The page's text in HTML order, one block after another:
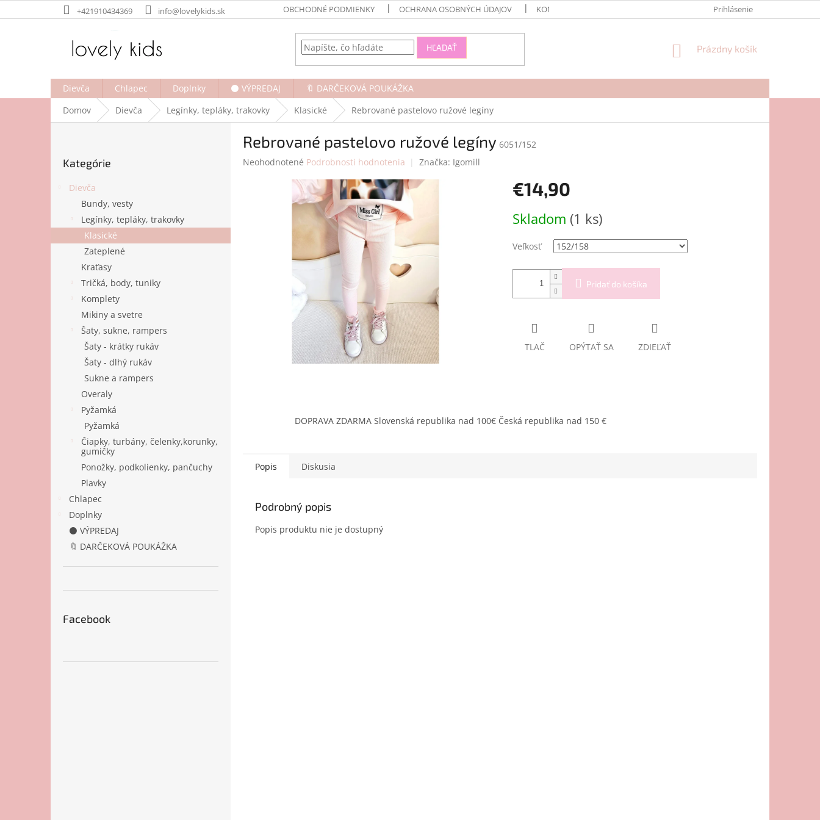
na
+421910434369 info@lovelykids.sk OBCHODNÉ PODMIENKY OCHRANA OSOBNÝCH ÚDAJOV KONTAKTY Prihlásenie
HĽADAŤ
NÁKUPNÝ
Prázdny košík
Dievča Chlapec Doplnky ⚫ VÝPREDAJ
🔖 DARČEKOVÁ POUKÁŽKA
Domov
Dievča Legínky, tepláky, trakovky Klasické Rebrované pastelovo ružové legíny
kategórie
Kategórie
Dievča
Bundy, vesty
Legínky, tepláky, trakovky
Klasické
Zateplené
Kraťasy
Tričká, body, tuniky
Komplety
Mikiny a svetre
Šaty, sukne, rampers
Šaty - krátky rukáv
Šaty - dlhý rukáv
Sukne a rampers
Overaly
Pyžamká
Pyžamká
Čiapky, turbány, čelenky,korunky,
gumičky
Ponožky, podkolienky, pančuchy
Plavky
Chlapec
Doplnky
⚫ VÝPREDAJ
🔖 DARČEKOVÁ POUKÁŽKA
Facebook
Rebrované pastelovo ružové legíny 6051/152
Priemerné
Neohodnotené Podrobnosti hodnotenia Značka: Igomill
€14,90
cena:
Skladom (1 ks)
Veľkosť
Pridať do košíka
TLAČ OPÝTAŤ SA ZDIEĽAŤ
DOPRAVA ZDARMA Slovenská republika nad 100€ Česká republika nad 150 €
Popis Diskusia
Podrobný popis
Popis produktu nie je dostupný